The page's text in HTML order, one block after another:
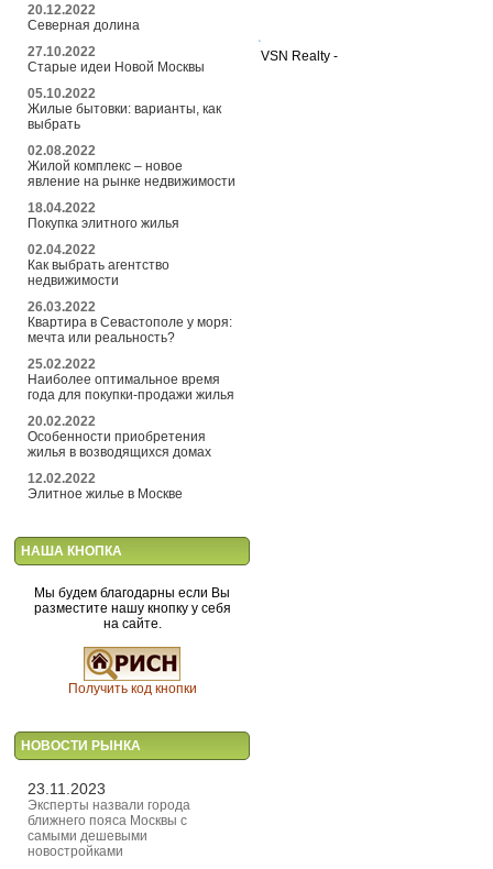
20.12.2022
Северная долина
27.10.2022
Старые идеи Новой Москвы
05.10.2022
Жилые бытовки: варианты, как
выбрать
02.08.2022
Жилой комплекс – новое
явление на рынке недвижимости
18.04.2022
Покупка элитного жилья
02.04.2022
Как выбрать агентство
недвижимости
26.03.2022
Квартира в Севастополе у моря:
мечта или реальность?
25.02.2022
Наиболее оптимальное время
года для покупки-продажи жилья
20.02.2022
Особенности приобретения
жилья в возводящихся домах
12.02.2022
Элитное жилье в Москве
НАША КНОПКА
Мы будем благодарны если Вы
разместите нашу кнопку у себя
на сайте.
Получить код кнопки
НОВОСТИ РЫНКА
23.11.2023
Эксперты назвали города
ближнего пояса Москвы с
самыми дешевыми
новостройками
VSN Realty -